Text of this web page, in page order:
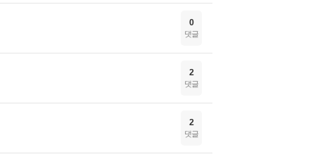
0
댓글
2
댓글
2
댓글